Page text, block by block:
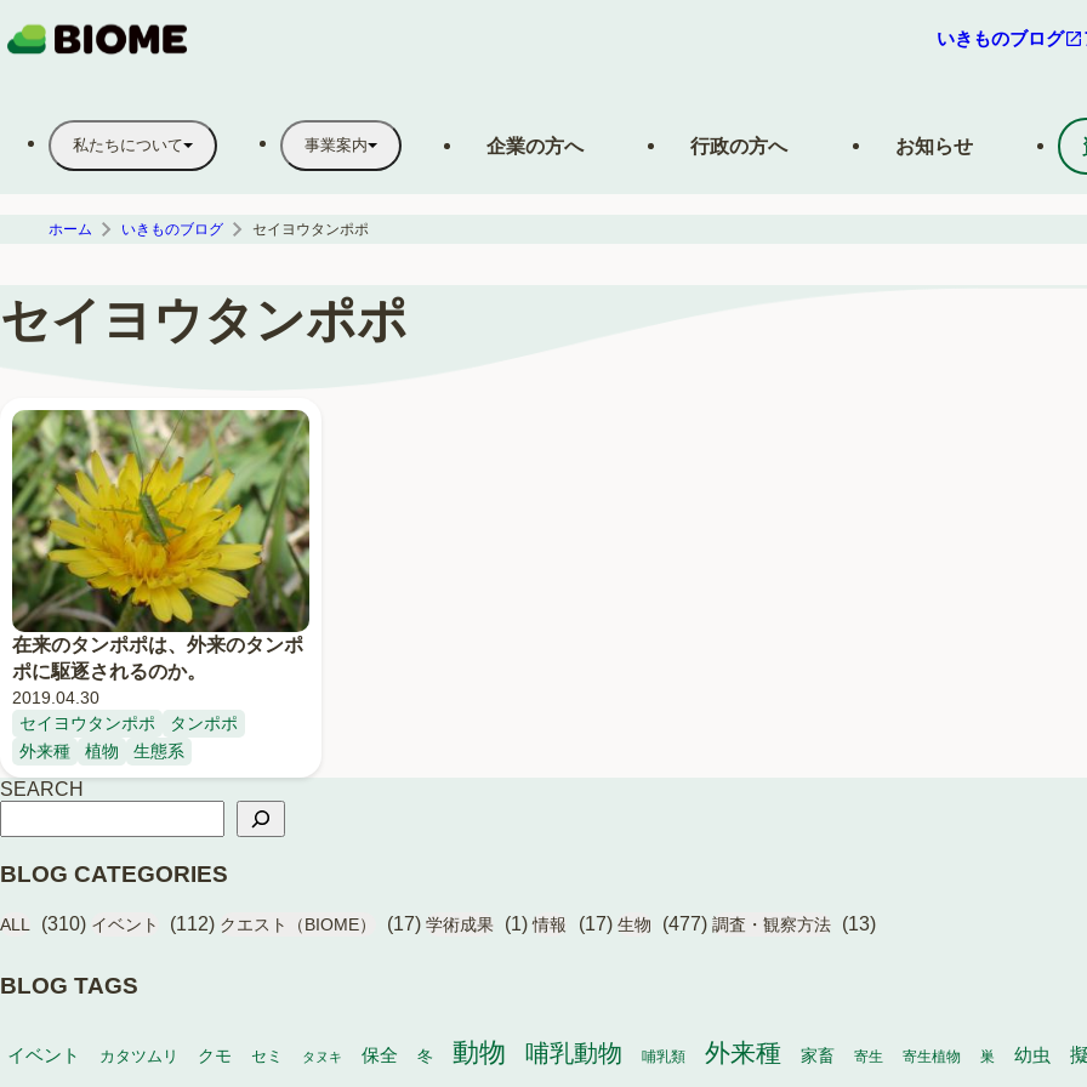
いきものブログ
私たちについて 事業案内 企業の方へ 行政の方へ お知らせ
ホーム いきものブログ セイヨウタンポポ
セイヨウタンポポ
在来のタンポポは、外来のタンポ
ポに駆逐されるのか。
2019.04.30
セイヨウタンポポ
タンポポ
外来種
植物 生態系
SEARCH
BLOG CATEGORIES
ALL (310) イベント (112) クエスト（BIOME） (17) 学術成果 (1) 情報 (17) 生物 (477) 調査・観察方法 (13)
BLOG TAGS
イベント カタツムリ クモ セミ タヌキ 保全 冬 動物 哺乳動物 哺乳類 外来種 家畜 寄生 寄生植物 巣 幼虫